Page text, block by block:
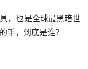
，也是全球最黑暗世
手，到底是谁？